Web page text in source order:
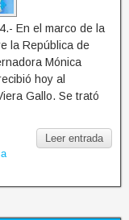
En el marco de la
la República de
Mónica
hoy al
Gallo. Se trató
Leer entrada